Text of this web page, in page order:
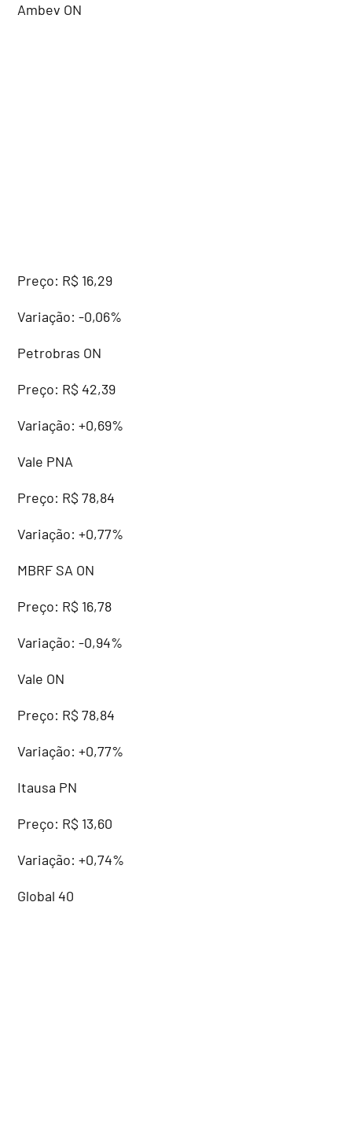
Ambev ON
Preço: R$ 16,29
Variação: -0,06%
Petrobras ON
Preço: R$ 42,39
Variação: +0,69%
Vale PNA
Preço: R$ 78,84
Variação: +0,77%
MBRF SA ON
Preço: R$ 16,78
Variação: -0,94%
Vale ON
Preço: R$ 78,84
Variação: +0,77%
Itausa PN
Preço: R$ 13,60
Variação: +0,74%
Global 40